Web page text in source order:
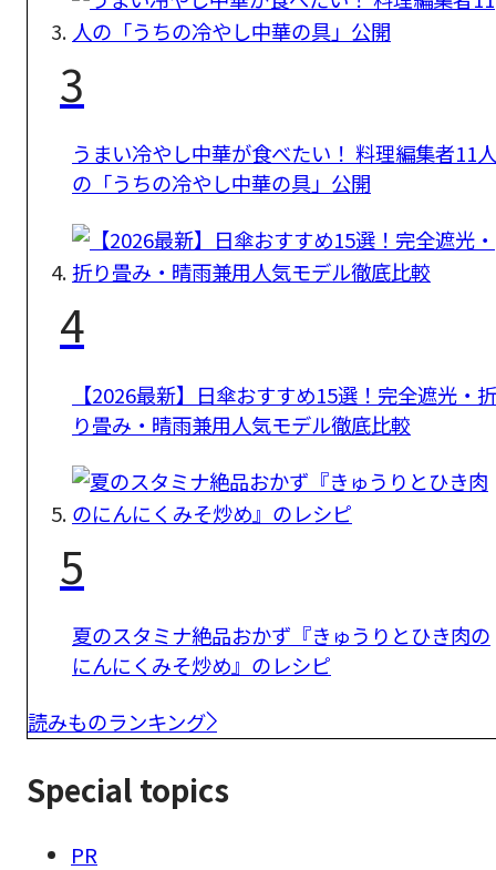
3
うまい冷やし中華が食べたい！ 料理編集者11人
の「うちの冷やし中華の具」公開
4
【2026最新】日傘おすすめ15選！完全遮光・折
り畳み・晴雨兼用人気モデル徹底比較
5
夏のスタミナ絶品おかず『きゅうりとひき肉の
にんにくみそ炒め』のレシピ
読みものランキング
Special topics
PR